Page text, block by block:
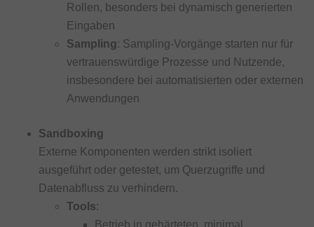
Rollen, besonders bei dynamisch generierten
Eingaben
Sampling: Sampling-Vorgänge starten nur für
vertrauenswürdige Prozesse und Nutzende,
insbesondere bei automatisierten oder externen
Anwendungen
Sandboxing
Externe Komponenten werden strikt isoliert
ausgeführt oder getestet, um Querzugriffe und
Datenabfluss zu verhindern.
Tools:
Betrieb in gehärteten, minimal